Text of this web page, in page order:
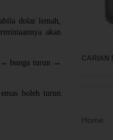
dolar lemah,
akan
→ bunga turun →
boleh turun
CARIAN
Home